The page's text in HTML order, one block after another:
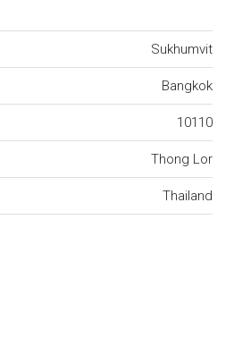
Sukhumvit
Bangkok
10110
Thong Lor
Thailand